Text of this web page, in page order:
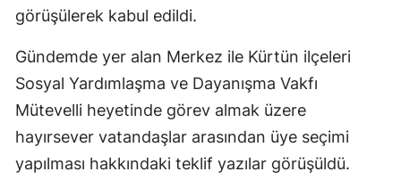
Kahramanmaraş
Mardin
Muğla
Muş
görüşülerek kabul edildi.
Gündemde yer alan Merkez ile Kürtün ilçeleri
Sosyal Yardımlaşma ve Dayanışma Vakfı
Mütevelli heyetinde görev almak üzere
hayırsever vatandaşlar arasından üye seçimi
yapılması hakkındaki teklif yazılar görüşüldü.